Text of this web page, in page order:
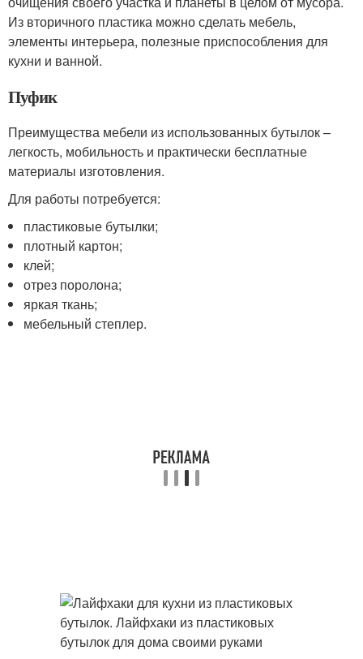
Из вторичного пластика можно сделать мебель,
элементы интерьера, полезные приспособления для
кухни и ванной.
Пуфик
Преимущества мебели из использованных бутылок –
легкость, мобильность и практически бесплатные
материалы изготовления.
Для работы потребуется:
пластиковые бутылки;
плотный картон;
клей;
отрез поролона;
яркая ткань;
мебельный степлер.